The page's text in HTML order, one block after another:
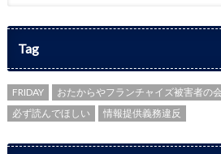
Tag
FRIDAY おたからやフランチャイズ被害者の会
必ず読んでほしい
情報提供義務違反